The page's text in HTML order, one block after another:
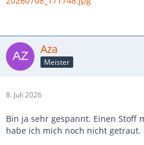
Aza
Meister
8. Juli 2026
Bin ja sehr gespannt. Einen Stoff
habe ich mich noch nicht getraut.